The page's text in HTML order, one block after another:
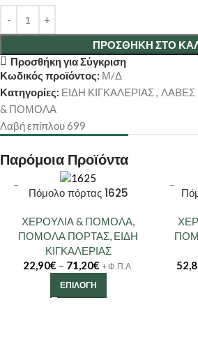
ΠΡΟΣΘΉΚΗ ΣΤΟ
Προσθήκη για Σύγκριση
Κωδικός προϊόντος: Μ/Δ
Κατηγορίες: ΕΙΔΗ ΚΙΓΚΑΛΕΡΙΑΣ, ΛΑΒΕΣ
& ΠΟΜΟΛΑ
Λαβή επίπλου 699
Παρόμοια Προϊόντα
Πόμολο πόρτας 1625
ΧΕΡΟΥΛΙΑ & ΠΟΜΟΛΑ,
ΠΟΜΟΛΑ ΠΟΡΤΑΣ, ΕΙΔΗ
ΚΙΓΚΑΛΕΡΙΑΣ
22,90€ – 71,20€ + Φ.Π.Α.
ΕΠΙΛΟΓΉ